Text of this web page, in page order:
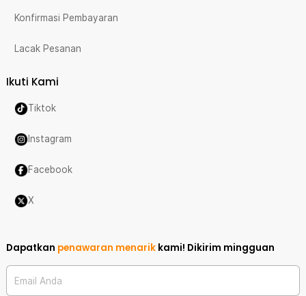
Konfirmasi Pembayaran
Lacak Pesanan
Ikuti Kami
Tiktok
Instagram
Facebook
X
Dapatkan penawaran menarik kami! Dikirim mingguan
Email Anda